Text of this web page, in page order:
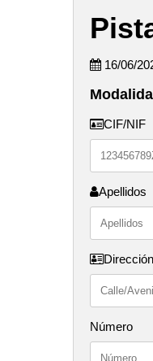
16/06/
CIF/NIF
Apellidos
Dirección
Número